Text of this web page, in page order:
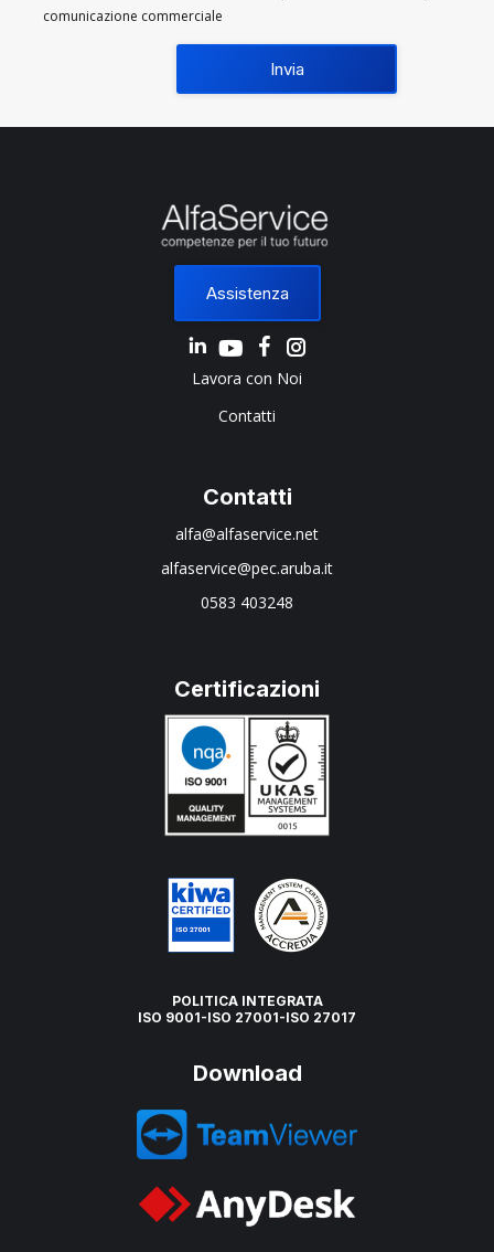
comunicazione commerciale
Assistenza
Linkedin Instagram
Lavora con Noi
Contatti
Contatti
alfa@alfaservice.net
alfaservice@pec.aruba.it
0583 403248
Certificazioni
POLITICA INTEGRATA
ISO 9001-ISO 27001-ISO 27017
Download